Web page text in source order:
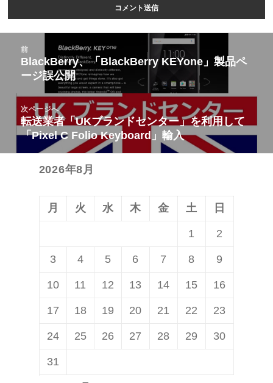
前
前
投
稿:
BlackBerry、「BlackBerry KEYone」製品ペ
ージ誤公開
次ページへ
次
転送業者「UKブランドセンター」を利用して
「Pixel C Folio Keyboard」輸入
2026年8月
月 火 水 木 金 土 日
1 2
3 4 5 6 7 8 9
10 11 12 13 14 15 16
17 18 19 20 21 22 23
24 25 26 27 28 29 30
31